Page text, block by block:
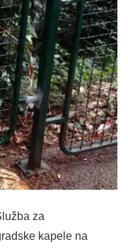
za
kapele na